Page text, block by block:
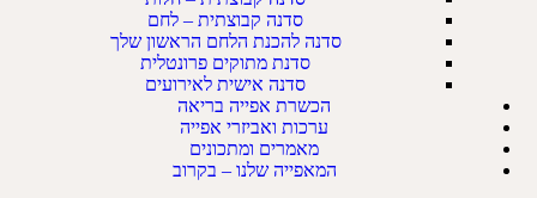
סדנה קבוצתית – לחם
סדנה להכנת הלחם הראשון שלך
סדנת מתוקים פרונטלית
סדנה אישית לאירועים
הכשרת אפייה בריאה
ערכות ואביזרי אפייה
מאמרים ומתכונים
המאפייה שלנו – בקרוב